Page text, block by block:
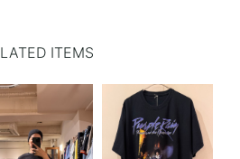
ITEMS